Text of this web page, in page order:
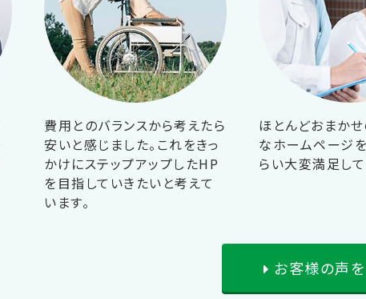
費用とのバランスから考えたら
安いと感じました。これをきっ
かけにステップアップしたHP
を目指していきたいと考えて
います。
ほとんどおまか
なホームページ
らい大変満足して
お客様の声